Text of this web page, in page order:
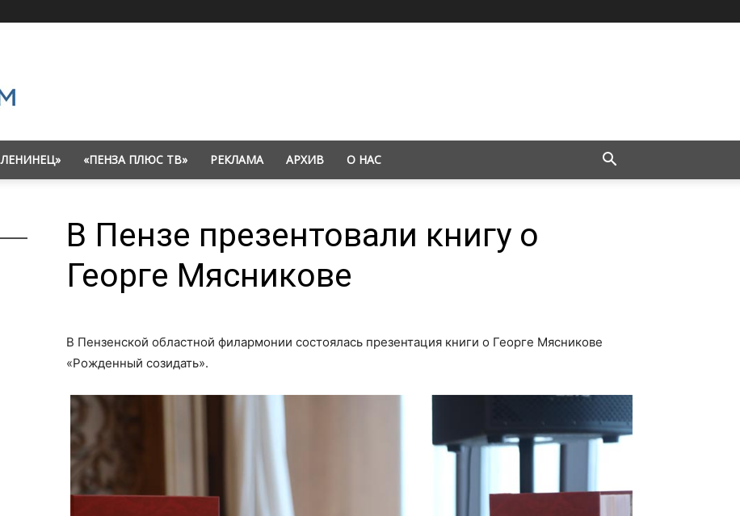
«ПЕНЗА ПЛЮС ТВ» РЕКЛАМА АРХИВ О НАС
В Пензе презентовали книгу о
Георге Мясникове
В Пензенской областной филармонии состоялась презентация книги о Георге Мясникове
«Рожденный созидать».